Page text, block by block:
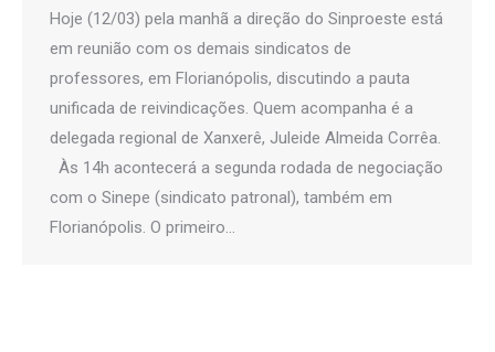
Hoje (12/03) pela manhã a direção do Sinproeste está
em reunião com os demais sindicatos de
professores, em Florianópolis, discutindo a pauta
unificada de reivindicações. Quem acompanha é a
delegada regional de Xanxerê, Juleide Almeida Corrêa.
Às 14h acontecerá a segunda rodada de negociação
com o Sinepe (sindicato patronal), também em
Florianópolis. O primeiro…